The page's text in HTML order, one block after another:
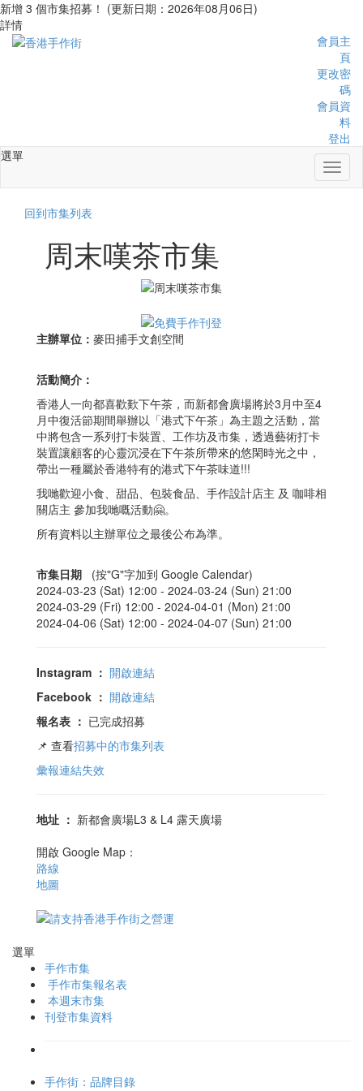
新增 3 個市集招募！ (更新日期：2026年08月06日)
詳情
會員主
頁
更改密
碼
會員資
料
登出
選單
回到市集列表
周末嘆茶市集
主辦單位： 麥田捕手文創空間
活動簡介：
香港人一向都喜歡歎下午茶，而新都會廣場將於3月中至4
月中復活節期間舉辦以「港式下午茶」為主題之活動，當
中將包含一系列打卡裝置、工作坊及市集，透過藝術打卡
裝置讓顧客的心靈沉浸在下午茶所帶來的悠閑時光之中，
帶出一種屬於香港特有的港式下午茶味道!!!
我哋歡迎小食、甜品、包裝食品、手作設計店主 及 咖啡相
關店主 參加我哋嘅活動🤗。
所有資料以主辦單位之最後公布為準。
市集日期
(按"G"字加到 Google Calendar)
2024-03-23 (Sat) 12:00 - 2024-03-24 (Sun) 21:00
2024-03-29 (Fri) 12:00 - 2024-04-01 (Mon) 21:00
2024-04-06 (Sat) 12:00 - 2024-04-07 (Sun) 21:00
Instagram ： 開啟連結
Facebook ： 開啟連結
報名表 ： 已完成招募
📌 查看招募中的市集列表
彙報連結失效
地址 ： 新都會廣場L3 & L4 露天廣場
開啟 Google Map：
路線
地圖
選單
手作市集
手作市集報名表
本週末市集
刊登市集資料
手作街：品牌目錄